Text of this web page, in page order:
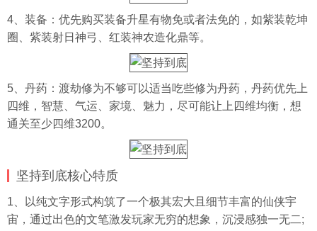
4、装备：优先购买装备升星有物免或者法免的，如紫装乾坤
圈、紫装射日神弓、红装神农造化鼎等。
5、丹药：渡劫修为不够可以适当吃些修为丹药，丹药优先上
四维，智慧、气运、家境、魅力，尽可能让上四维均衡，想
通关至少四维3200。
坚持到底核心特质
1、以纯文字形式构筑了一个极其宏大且细节丰富的仙侠宇
宙，通过出色的文笔激发玩家无穷的想象，沉浸感独一无二;